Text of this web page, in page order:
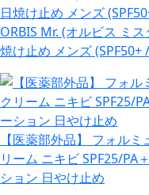
ORBIS Mr. (オルビス ミ
焼け止め メンズ (SPF50+
【医薬部外品】 フォル
リーム ニキビ SPF25/PA
ション 日やけ止め